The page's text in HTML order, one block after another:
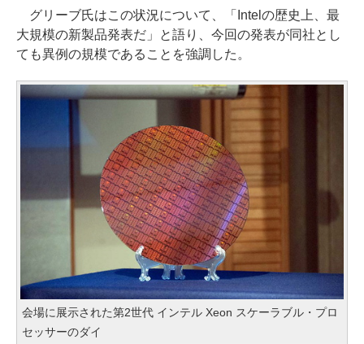
グリーブ氏はこの状況について、「Intelの歴史上、最
大規模の新製品発表だ」と語り、今回の発表が同社とし
ても異例の規模であることを強調した。
会場に展示された第2世代 インテル Xeon スケーラブル・プロ
セッサーのダイ